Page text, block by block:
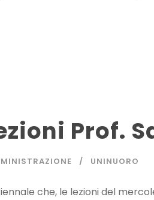
Prof.
UNINUORO
che, le lezioni del